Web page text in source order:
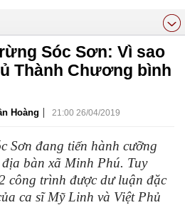
Sóc Sơn: Vì sao
Thành Chương bình
Hoàng | 21:00 26/04/2019
Sơn đang tiến hành cưỡng
bàn xã Minh Phú. Tuy
công trình được dư luận đặc
ca sĩ Mỹ Linh và Việt Phủ